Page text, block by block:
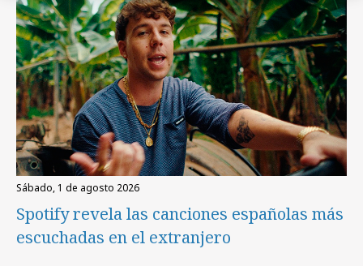
sábado, 1 de agosto 2026
Spotify revela las canciones españolas más
escuchadas en el extranjero